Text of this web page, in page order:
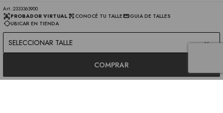
2333363900
PROBADOR VIRTUAL
CONOCÉ TU TALLE
GUIA DE TALLES
UBICAR EN TIENDA
SELECCIONAR TALLE
COMPRAR
GIFT CARD
Empresa
Sobre nosotros
Únete a nuestro equipo